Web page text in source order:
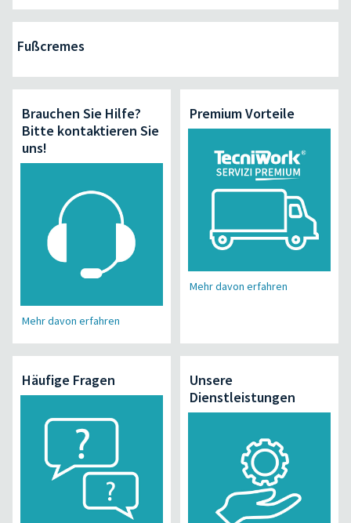
Fußcremes
Brauchen Sie Hilfe?
Bitte kontaktieren Sie
uns!
Mehr davon erfahren
Premium Vorteile
Mehr davon erfahren
Häufige Fragen
Unsere
Dienstleistungen